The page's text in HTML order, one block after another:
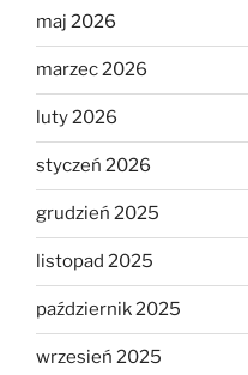
maj 2026
marzec 2026
luty 2026
styczeń 2026
grudzień 2025
listopad 2025
październik 2025
wrzesień 2025